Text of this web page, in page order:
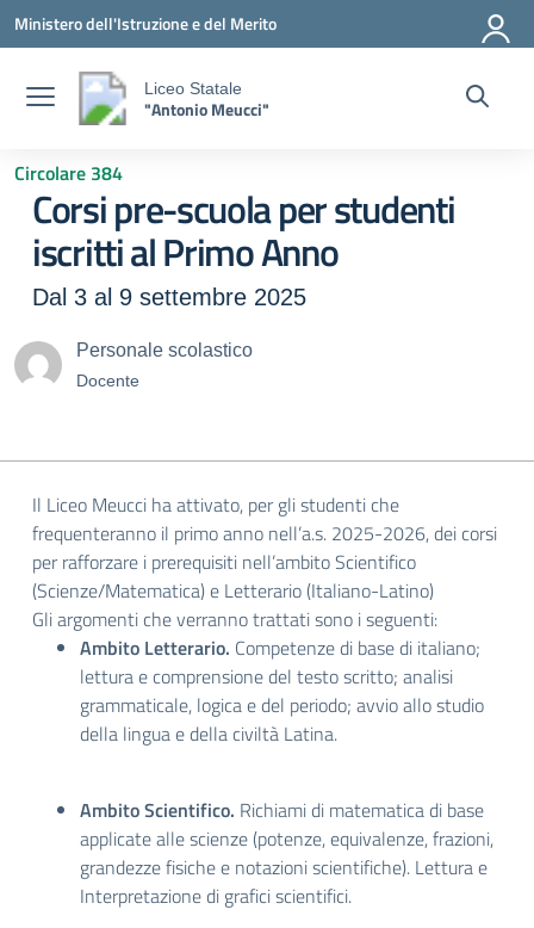
Vai ai contenuti
Vai al menu di navigazione
Vai al footer
Ministero dell'Istruzione e del Merito
Liceo Statale
"Antonio Meucci"
Circolare 384
Corsi pre-scuola per studenti
iscritti al Primo Anno
Dal 3 al 9 settembre 2025
Personale scolastico
Docente
Il Liceo Meucci ha attivato, per gli studenti che
frequenteranno il primo anno nell’a.s. 2025-2026, dei corsi
per rafforzare i prerequisiti nell’ambito Scientifico
(Scienze/Matematica) e Letterario (Italiano-Latino)
Gli argomenti che verranno trattati sono i seguenti:
Ambito Letterario. Competenze di base di italiano;
lettura e comprensione del testo scritto; analisi
grammaticale, logica e del periodo; avvio allo studio
della lingua e della civiltà Latina.
Ambito Scientifico. Richiami di matematica di base
applicate alle scienze (potenze, equivalenze, frazioni,
grandezze fisiche e notazioni scientifiche). Lettura e
Interpretazione di grafici scientifici.